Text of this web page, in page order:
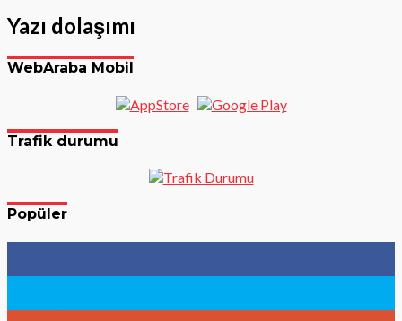
Yazı dolaşımı
WebAraba Mobil
Trafik durumu
Popüler